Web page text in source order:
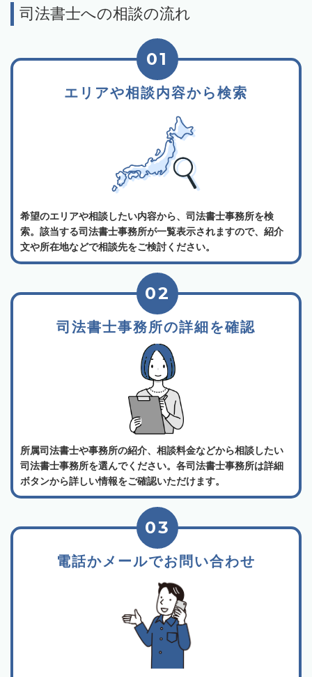
司法書士への相談の流れ
エリアや相談内容から検索
01
希望のエリアや相談したい内容から、司法書士事務所を検
索。該当する司法書士事務所が一覧表示されますので、紹介
文や所在地などで相談先をご検討ください。
司法書士事務所の詳細を確認
02
所属司法書士や事務所の紹介、相談料金などから相談したい
司法書士事務所を選んでください。各司法書士事務所は詳細
ボタンから詳しい情報をご確認いただけます。
電話かメールでお問い合わせ
03